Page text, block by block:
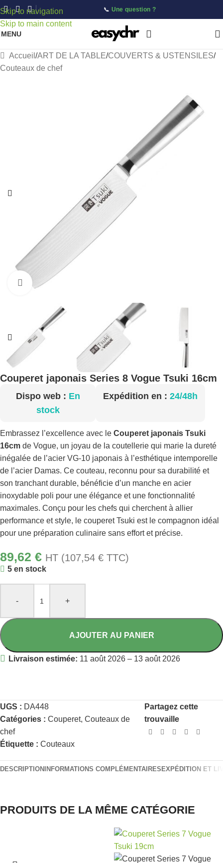
Skip to navigation
Skip to main content
📞 Une question ?
MENU
Accueil /ART DE LA TABLE/COUVERTS & USTENSILES/
Couteaux de chef
Cliquez pour agrandir
Couperet japonais Series 8 Vogue Tsuki 16cm
Dispo web : En
stock
Expédition en : 24/48h
Embrassez l’excellence avec le Couperet japonais Tsuki
16cm de Vogue, un joyau de la coutellerie qui marie la dureté
inégalée de l’acier VG-10 japonais à l’esthétique intemporelle
de l’acier Damas. Ce couteau, reconnu pour sa durabilité et
son tranchant durable, bénéficie d’un manche en acier
inoxydable poli pour une élégance et une fonctionnalité
maximales. Conçu pour les chefs qui cherchent à allier
performance et style, le couperet Tsuki est le compagnon idéal
pour une préparation culinaire sans effort et précise.
89,62 € HT (107,54 € TTC)
5 en stock
- +
AJOUTER AU PANIER
Livraison estimée: 11 août 2026 – 13 août 2026
UGS : DA448
Catégories : Couperet, Couteaux de
chef
Étiquette : Couteaux
Partagez cette
trouvaille
DESCRIPTION INFORMATIONS COMPLÉMENTAIRES EXPÉDITION ET
PRODUITS DE LA MÊME CATÉGORIE